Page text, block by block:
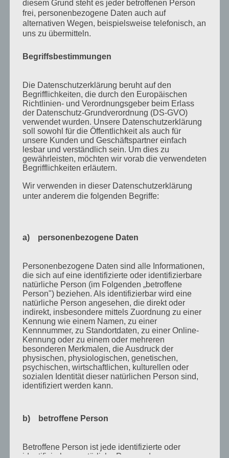
November 2011
Oktober 2011
August 2011
Juni 2011
Mai 2011
April 2011
März 2011
Februar 2011
Dezember 2010
August 2010
Juli 2010
Juni 2010
Mai 2010
April 2010
März 2010
Februar 2010
Januar 2010
Oktober 2009
August 2009
diesem Grund steht es jeder betroffenen Person
frei, personenbezogene Daten auch auf
alternativen Wegen, beispielsweise telefonisch, an
uns zu übermitteln.
Begriffsbestimmungen
Die Datenschutzerklärung beruht auf den
Begrifflichkeiten, die durch den Europäischen
Richtlinien- und Verordnungsgeber beim Erlass
der Datenschutz-Grundverordnung (DS-GVO)
verwendet wurden. Unsere Datenschutzerklärung
soll sowohl für die Öffentlichkeit als auch für
unsere Kunden und Geschäftspartner einfach
lesbar und verständlich sein. Um dies zu
gewährleisten, möchten wir vorab die verwendeten
Begrifflichkeiten erläutern.
Wir verwenden in dieser Datenschutzerklärung
unter anderem die folgenden Begriffe:
a) personenbezogene Daten
Personenbezogene Daten sind alle Informationen,
die sich auf eine identifizierte oder identifizierbare
natürliche Person (im Folgenden „betroffene
Person") beziehen. Als identifizierbar wird eine
natürliche Person angesehen, die direkt oder
indirekt, insbesondere mittels Zuordnung zu einer
Kennung wie einem Namen, zu einer
Kennnummer, zu Standortdaten, zu einer Online-
Kennung oder zu einem oder mehreren
besonderen Merkmalen, die Ausdruck der
physischen, physiologischen, genetischen,
psychischen, wirtschaftlichen, kulturellen oder
sozialen Identität dieser natürlichen Person sind,
identifiziert werden kann.
b) betroffene Person
Betroffene Person ist jede identifizierte oder
identifizierbare natürliche Person, deren